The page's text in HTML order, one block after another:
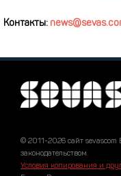
Контакты:
© 2011-2026 сайт
законодательством.
Условия копирования и